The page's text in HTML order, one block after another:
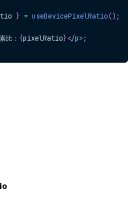
} = useDevicePixelRatio() ;
比： {pixelRatio}</p> ;